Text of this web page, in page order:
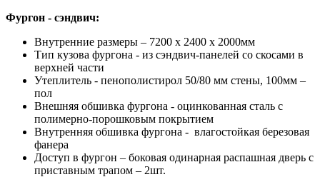
Фургон - сэндвич:
Внутренние размеры – 7200 х 2400 х 2000мм
Тип кузова фургона - из сэндвич-панелей со скосами в
верхней части
Утеплитель - пенополистирол 50/80 мм стены, 100мм –
пол
Внешняя обшивка фургона - оцинкованная сталь с
полимерно-порошковым покрытием
Внутренняя обшивка фургона - влагостойкая березовая
фанера
Доступ в фургон – боковая одинарная распашная дверь с
приставным трапом – 2шт.